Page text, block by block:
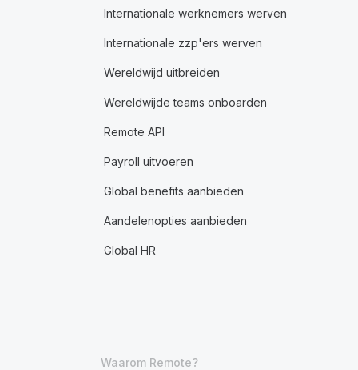
Internationale werknemers werven
Internationale zzp'ers werven
Wereldwijd uitbreiden
Wereldwijde teams onboarden
Remote API
Payroll uitvoeren
Global benefits aanbieden
Aandelenopties aanbieden
Global HR
Waarom Remote?